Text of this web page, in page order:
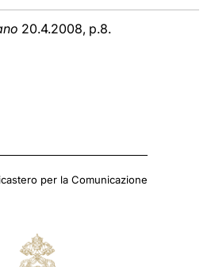
20.4.2008, p.8.
per la Comunicazione